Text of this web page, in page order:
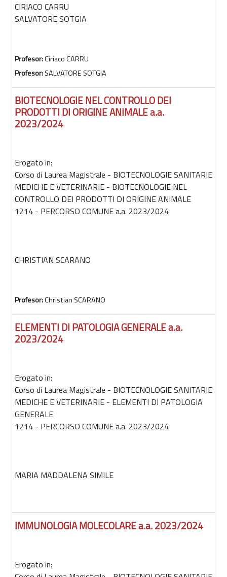
CIRIACO CARRU
SALVATORE SOTGIA
Profesor:Ciriaco CARRU
Profesor:SALVATORE SOTGIA
BIOTECNOLOGIE NEL CONTROLLO DEI
PRODOTTI DI ORIGINE ANIMALE a.a.
2023/2024
Erogato in:
Corso di Laurea Magistrale - BIOTECNOLOGIE SANITARIE
MEDICHE E VETERINARIE - BIOTECNOLOGIE NEL
CONTROLLO DEI PRODOTTI DI ORIGINE ANIMALE
1214 - PERCORSO COMUNE a.a. 2023/2024
CHRISTIAN SCARANO
Profesor:Christian SCARANO
ELEMENTI DI PATOLOGIA GENERALE a.a.
2023/2024
Erogato in:
Corso di Laurea Magistrale - BIOTECNOLOGIE SANITARIE
MEDICHE E VETERINARIE - ELEMENTI DI PATOLOGIA
GENERALE
1214 - PERCORSO COMUNE a.a. 2023/2024
MARIA MADDALENA SIMILE
IMMUNOLOGIA MOLECOLARE a.a. 2023/2024
Erogato in: